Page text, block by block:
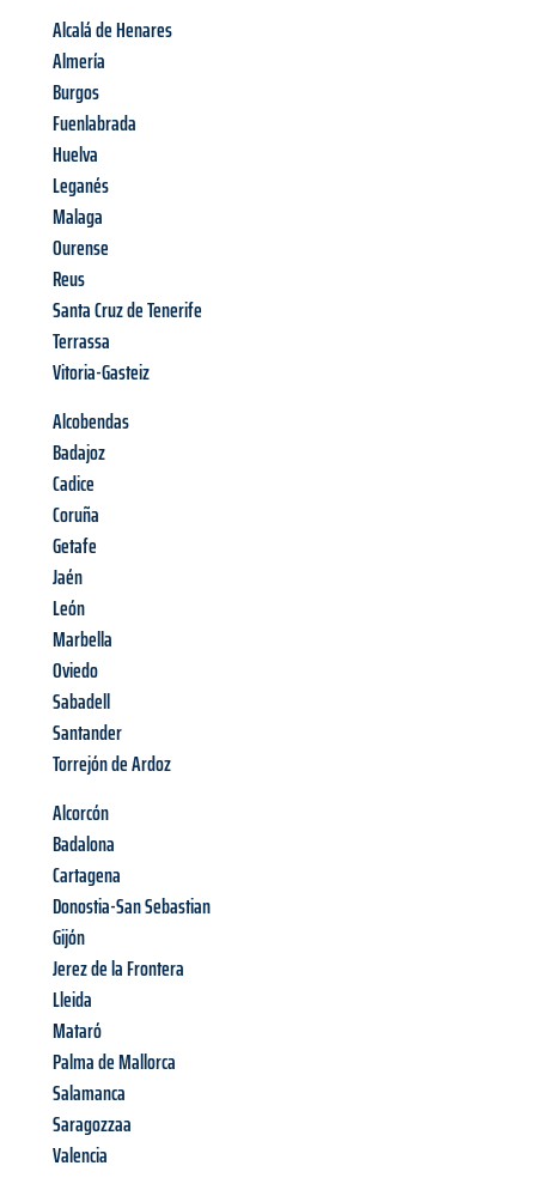
Alcalá de Henares
Almería
Burgos
Fuenlabrada
Huelva
Leganés
Malaga
Ourense
Reus
Santa Cruz de Tenerife
Terrassa
Vitoria-Gasteiz
Alcobendas
Badajoz
Cadice
Coruña
Getafe
Jaén
León
Marbella
Oviedo
Sabadell
Santander
Torrejón de Ardoz
Alcorcón
Badalona
Cartagena
Donostia-San Sebastian
Gijón
Jerez de la Frontera
Lleida
Mataró
Palma de Mallorca
Salamanca
Saragozzaa
Valencia